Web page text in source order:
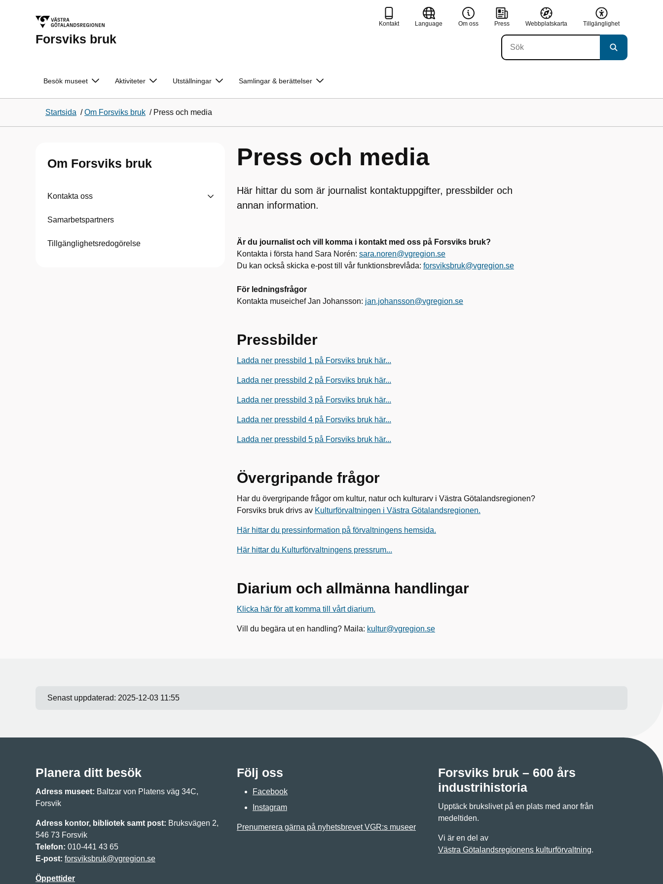
Forsviks bruk
Kontakt Language Om oss Press Webbplatskarta Tillgänglighet
Besök museet Aktiviteter Utställningar Samlingar & berättelser
Startsida /Om Forsviks bruk / Press och media
Om Forsviks bruk
Kontakta oss
Samarbetspartners
Tillgänglighetsredogörelse
Press och media
Här hittar du som är journalist kontaktuppgifter, pressbilder och
annan information.
Är du journalist och vill komma i kontakt med oss på Forsviks bruk?
Kontakta i första hand Sara Norén: sara.noren@vgregion.se
Du kan också skicka e-post till vår funktionsbrevlåda: forsviksbruk@vgregion.se
För ledningsfrågor
Kontakta museichef Jan Johansson: jan.johansson@vgregion.se
Pressbilder
Ladda ner pressbild 1 på Forsviks bruk här...
Ladda ner pressbild 2 på Forsviks bruk här...
Ladda ner pressbild 3 på Forsviks bruk här...
Ladda ner pressbild 4 på Forsviks bruk här...
Ladda ner pressbild 5 på Forsviks bruk här...
Övergripande frågor
Har du övergripande frågor om kultur, natur och kulturarv i Västra Götalandsregionen?
Forsviks bruk drivs av Kulturförvaltningen i Västra Götalandsregionen.
Här hittar du pressinformation på förvaltningens hemsida.
Här hittar du Kulturförvaltningens pressrum...
Diarium och allmänna handlingar
Klicka här för att komma till vårt diarium.
Vill du begära ut en handling? Maila: kultur@vgregion.se
Senast uppdaterad: 2025-12-03 11:55
Planera ditt besök
Adress museet: Baltzar von Platens väg 34C,
Forsvik
Adress kontor, bibliotek samt post: Bruksvägen 2,
546 73 Forsvik
Telefon: 010-441 43 65
E-post: forsviksbruk@vgregion.se
Öppettider
Följ oss
Facebook
Instagram
Prenumerera gärna på nyhetsbrevet VGR:s museer
Forsviks bruk – 600 års
industrihistoria
Upptäck brukslivet på en plats med anor från
medeltiden.
Vi är en del av
Västra Götalandsregionens kulturförvaltning.